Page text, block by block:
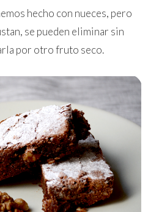
hecho con nueces, pero
se pueden eliminar sin
por otro fruto seco.